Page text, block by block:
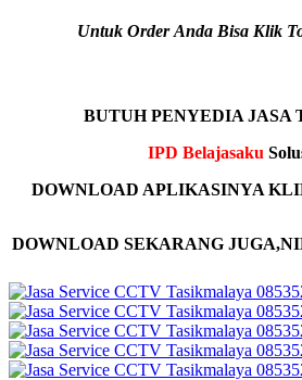
Untuk Order Anda Bisa Klik
BUTUH PENYEDIA JASA
IPD Belajasaku
DOWNLOAD APLIKASINYA
DOWNLOAD SEKARANG